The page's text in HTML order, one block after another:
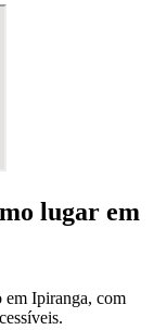
lugar em
em Ipiranga, com